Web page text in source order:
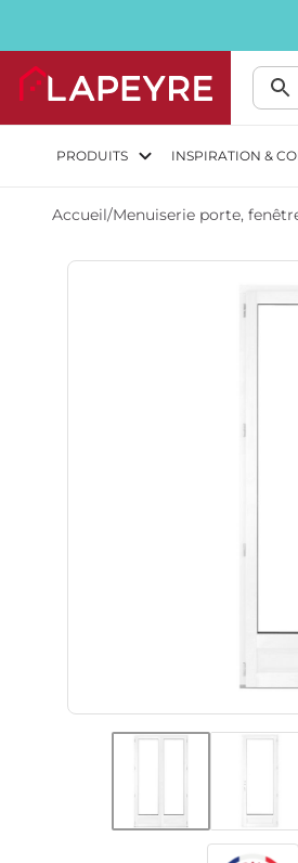
PRODUITS INSPIRATION &
Accueil/Menuiserie porte,